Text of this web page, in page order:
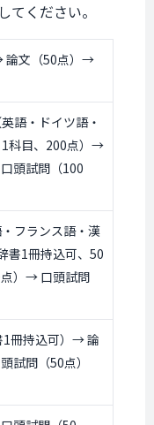
ください。
論文（50点）→
語・ドイツ語・
1科目、200点）→
頭試問（100
フランス語・漢
書1冊持込可、50
）→ 口頭試問
1冊持込可）→ 論
試問（50点）